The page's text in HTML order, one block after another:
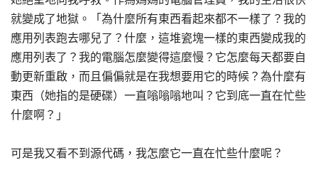
就變成了地獄。「為什麼所有東西看起來都不一樣了？我的
應用列表跑去哪兒了？什麼，這堆瓷塊一樣的東西變成我的
應用列表了？我的電腦怎麼變得這麼慢？它怎麼每天都要自
動更新重啟，而且偏偏就是在我想要用它的時候？為什麼有
東西（她指的是硬碟）一直嗡嗡嗡地叫？它到底一直在忙些
什麼啊？」
可是我又看不到源代碼，我怎麼它一直在忙些什麼呢？